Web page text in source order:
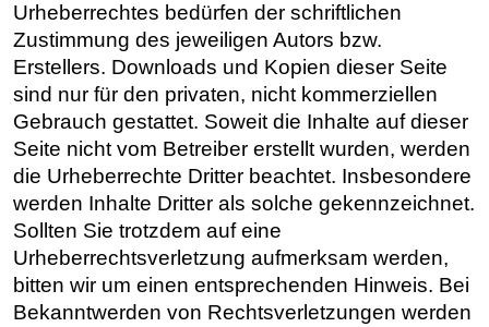
Urheberrechtes bedürfen der schriftlichen
Zustimmung des jeweiligen Autors bzw.
Erstellers. Downloads und Kopien dieser Seite
sind nur für den privaten, nicht kommerziellen
Gebrauch gestattet. Soweit die Inhalte auf dieser
Seite nicht vom Betreiber erstellt wurden, werden
die Urheberrechte Dritter beachtet. Insbesondere
werden Inhalte Dritter als solche gekennzeichnet.
Sollten Sie trotzdem auf eine
Urheberrechtsverletzung aufmerksam werden,
bitten wir um einen entsprechenden Hinweis. Bei
Bekanntwerden von Rechtsverletzungen werden